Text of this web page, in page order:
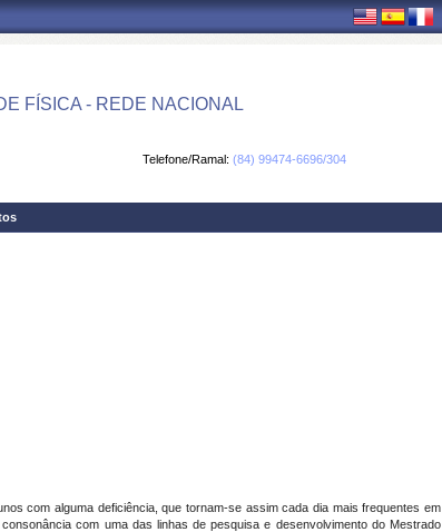
FÍSICA - REDE NACIONAL
Telefone/Ramal: (84) 99474-6696/304
com alguma deficiência, que tornam-se assim cada dia mais frequentes em
com uma das linhas de pesquisa e desenvolvimento do Mestrado